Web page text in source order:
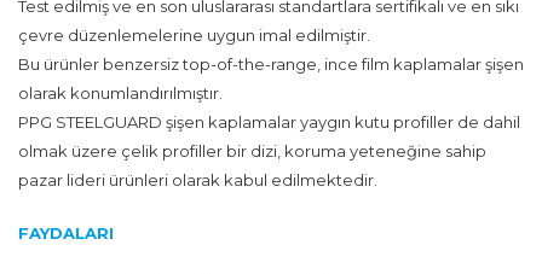
Test edilmiş ve en son uluslararası standartlara sertifikalı ve en sıkı
çevre düzenlemelerine uygun imal edilmiştir.
Bu ürünler benzersiz top-of-the-range, ince film kaplamalar şişen
olarak konumlandırılmıştır.
PPG STEELGUARD şişen kaplamalar yaygın kutu profiller de dahil
olmak üzere çelik profiller bir dizi, koruma yeteneğine sahip
pazar lideri ürünleri olarak kabul edilmektedir.
FAYDALARI